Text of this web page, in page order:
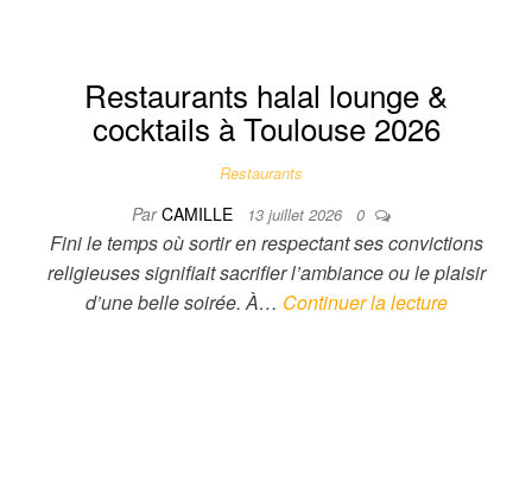
Restaurants halal lounge &
cocktails à Toulouse 2026
Restaurants
ParCAMILLE 13 juillet 2026 0
Fini le temps où sortir en respectant ses convictions
religieuses signifiait sacrifier l’ambiance ou le plaisir
d’une belle soirée. À… Continuer la lecture